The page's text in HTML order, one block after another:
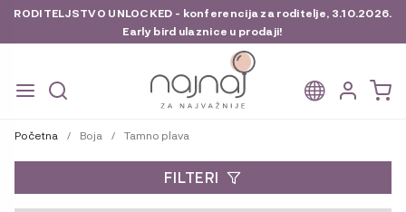
RODITELJSTVO UNLOCKED - konferencija za roditelje, 3.10.2026.
Early bird ulaznice u prodaji!
na
do
Početna / Boja / Tamno plava
FILTERI